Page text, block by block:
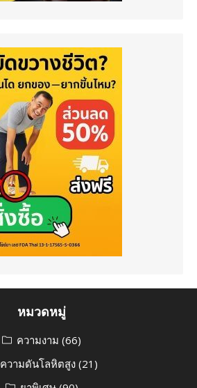
หมวดหมู่
ความงาม (66)
ความดันโลหิตสูง (21)